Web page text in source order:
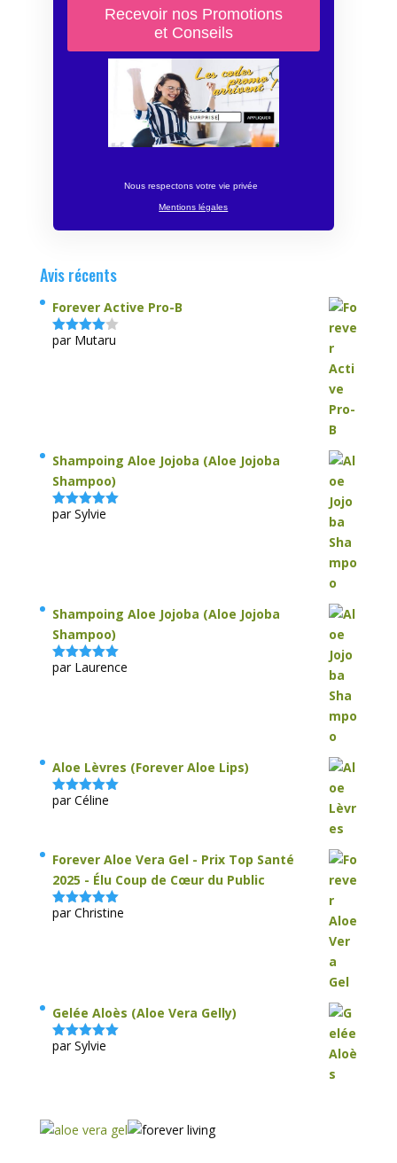
Nous respectons votre vie privée
Mentions légales
Avis récents
Forever Active Pro-B
Note4
par Mutaru
Shampoing Aloe Jojoba (Aloe Jojoba
Shampoo)
Note5sur
par Sylvie
Shampoing Aloe Jojoba (Aloe Jojoba
Shampoo)
Note5sur
par Laurence
Aloe Lèvres (Forever Aloe Lips)
Note5sur
par Céline
Forever Aloe Vera Gel - Prix Top Santé
2025 - Élu Coup de Cœur du Public
Note5sur
par Christine
Gelée Aloès (Aloe Vera Gelly)
Note5sur
par Sylvie